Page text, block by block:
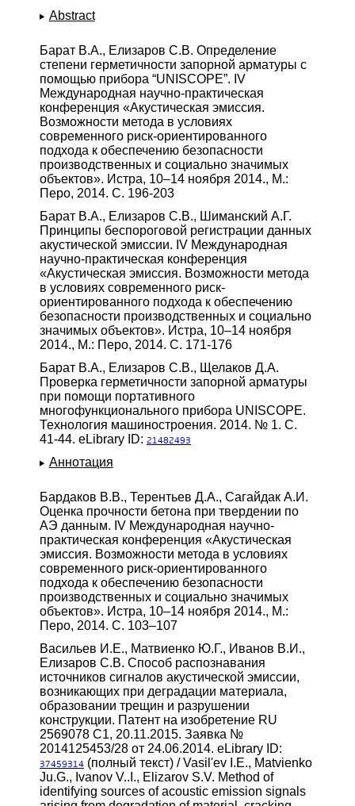
Abstract
Барат В.А., Елизаров С.В. Определение
степени герметичности запорной арматуры с
помощью прибора “UNISCOPE”. IV
Международная научно-практическая
конференция «Акустическая эмиссия.
Возможности метода в условиях
современного риск-ориентированного
подхода к обеспечению безопасности
производственных и социально значимых
объектов». Истра, 10–14 ноября 2014., М.:
Перо, 2014. С. 196-203
Барат В.А., Елизаров С.В., Шиманский А.Г.
Принципы беспороговой регистрации данных
акустической эмиссии. IV Международная
научно-практическая конференция
«Акустическая эмиссия. Возможности метода
в условиях современного риск-
ориентированного подхода к обеспечению
безопасности производственных и социально
значимых объектов». Истра, 10–14 ноября
2014., М.: Перо, 2014. С. 171-176
Барат В.А., Елизаров С.В., Щелаков Д.А.
Проверка герметичности запорной арматуры
при помощи портативного
многофункционального прибора UNISCOPE.
Технология машиностроения. 2014. № 1. С.
41-44. eLibrary ID: 21482493
Аннотация
Бардаков В.В., Терентьев Д.А., Сагайдак А.И.
Оценка прочности бетона при твердении по
АЭ данным. IV Международная научно-
практическая конференция «Акустическая
эмиссия. Возможности метода в условиях
современного риск-ориентированного
подхода к обеспечению безопасности
производственных и социально значимых
объектов». Истра, 10–14 ноября 2014., М.:
Перо, 2014. С. 103–107
Васильев И.Е., Матвиенко Ю.Г., Иванов В.И.,
Елизаров С.В. Способ распознавания
источников сигналов акустической эмиссии,
возникающих при деградации материала,
образовании трещин и разрушении
конструкции. Патент на изобретение RU
2569078 C1, 20.11.2015. Заявка №
2014125453/28 от 24.06.2014. eLibrary ID:
37459314 (полный текст) / Vasil'ev I.E., Matvienko
Ju.G., Ivanov V..I., Elizarov S.V. Method of
identifying sources of acoustic emission signals